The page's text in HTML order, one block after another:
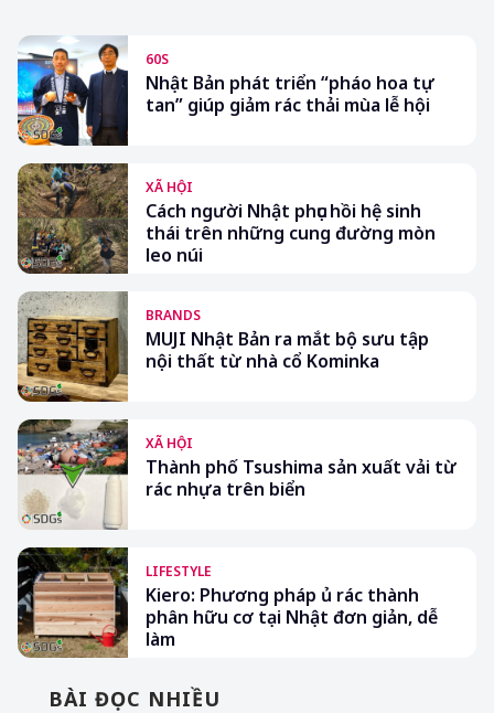
60S
Nhật Bản phát triển “pháo hoa tự
tan” giúp giảm rác thải mùa lễ hội
XÃ HỘI
Cách người Nhật phục hồi hệ sinh
thái trên những cung đường mòn
leo núi
BRANDS
MUJI Nhật Bản ra mắt bộ sưu tập
nội thất từ nhà cổ Kominka
XÃ HỘI
Thành phố Tsushima sản xuất vải từ
rác nhựa trên biển
LIFESTYLE
Kiero: Phương pháp ủ rác thành
phân hữu cơ tại Nhật đơn giản, dễ
làm
BÀI ĐỌC NHIỀU